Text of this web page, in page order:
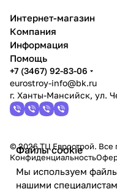
Файлы cookie
Мы используем
нашими
Интернет-магазин
Компания
Информация
Помощь
+7 (3467) 92-83-06
eurostroy-info@bk.ru
г. Ханты-Мансийск, ул.
© 2026 ТЦ Еврострой. Все
Конфиденциальность